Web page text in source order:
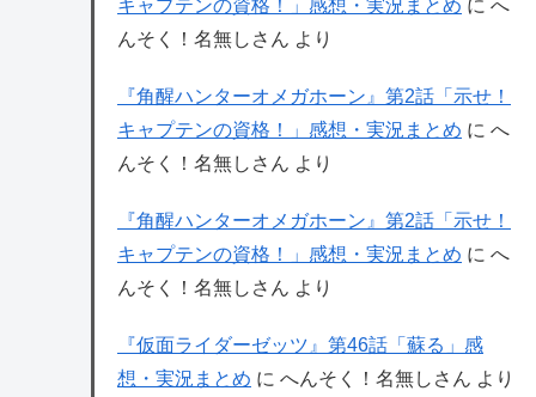
キャプテンの資格！」感想・実況まとめ に へ
んそく！名無しさん より
『角醒ハンターオメガホーン』第2話「示せ！
キャプテンの資格！」感想・実況まとめ に へ
んそく！名無しさん より
『角醒ハンターオメガホーン』第2話「示せ！
キャプテンの資格！」感想・実況まとめ に へ
んそく！名無しさん より
『仮面ライダーゼッツ』第46話「蘇る」感
想・実況まとめ に へんそく！名無しさん より